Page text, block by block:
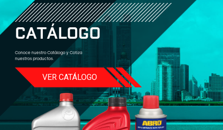
CATÁLOGO
Conoce nuestro Catálogo y Cotiza
nuestros productos.
VER CATÁLOGO